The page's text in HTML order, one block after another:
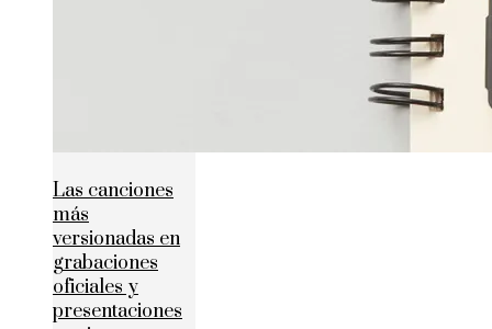
Las canciones
más
versionadas en
grabaciones
oficiales y
presentaciones